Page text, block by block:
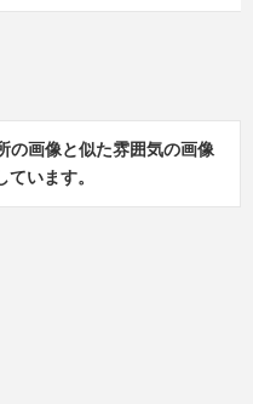
の画像と似た雰囲気の画像
います。